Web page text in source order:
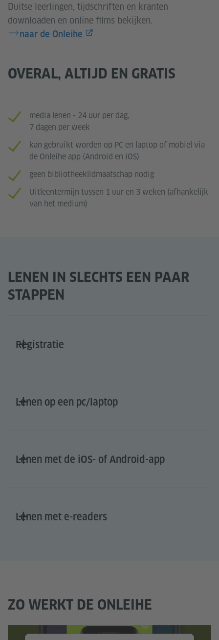
Duitse leerlingen, tijdschriften en kranten
downloaden en online films bekijken.
naar de Onleihe
OVERAL, ALTIJD EN GRATIS
media lenen - 24 uur per dag,
7 dagen per week
kan gebruikt worden op PC en laptop of mobiel via
de Onleihe app (Android en iOS)
geen bibliotheeklidmaatschap nodig
Uitleentermijn tussen 1 uur en 3 weken (afhankelijk
van het medium)
LENEN IN SLECHTS EEN PAAR
STAPPEN
Registratie
Lenen op een pc/laptop
Lenen met de iOS- of Android-app
Lenen met e-readers
ZO WERKT DE ONLEIHE